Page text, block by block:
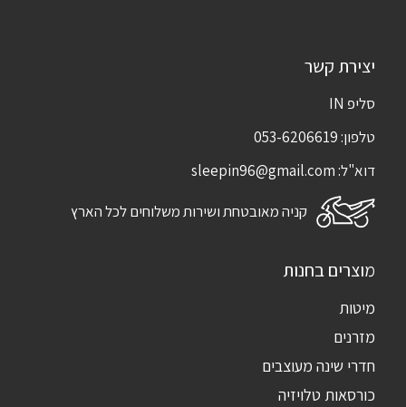
יצירת קשר
סליפ IN
טלפון:053-6206619
דוא"ל:sleepin96@gmail.com
קניה מאובטחת ושירות משלוחים לכל הארץ
מוצרים בחנות
מיטות
מזרנים
חדרי שינה מעוצבים
כורסאות טלויזיה